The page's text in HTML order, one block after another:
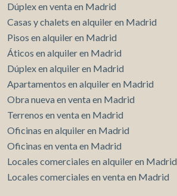
Dúplex en venta en Madrid
Casas y chalets en alquiler en Madrid
Pisos en alquiler en Madrid
Áticos en alquiler en Madrid
Dúplex en alquiler en Madrid
Apartamentos en alquiler en Madrid
Obra nueva en venta en Madrid
Terrenos en venta en Madrid
Oficinas en alquiler en Madrid
Oficinas en venta en Madrid
Locales comerciales en alquiler en Madrid
Locales comerciales en venta en Madrid